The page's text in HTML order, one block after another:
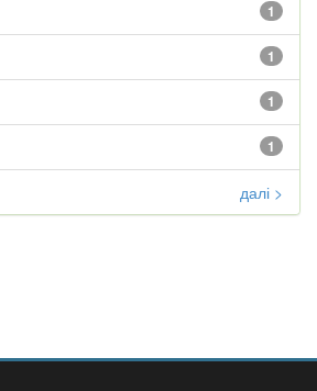
1
1
1
1
далі >